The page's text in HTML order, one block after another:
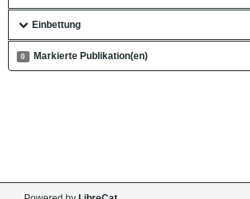
Einbettung
0 Markierte Publikation(en)